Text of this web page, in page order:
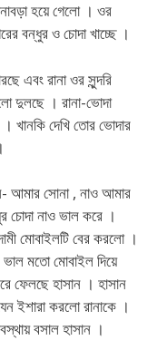
হয়ে গেলো । ওর
বন্ধুর ও চোদা খাচ্ছে ।
এবং রানা ওর সুন্দরি
দুলছে । রানা-ভোদা
খানকি দেখি তোর ভোদার
আমার সোনা , নাও আমার
চোদা নাও ভাল করে ।
মোবাইলটি বের করলো ।
ভাল মতো মোবাইল দিয়ে
ফেলছে হাসান । হাসান
ইশারা করলো রানাকে ।
বসাল হাসান ।